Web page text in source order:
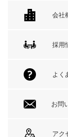
会社
採用
よく
お問
アク